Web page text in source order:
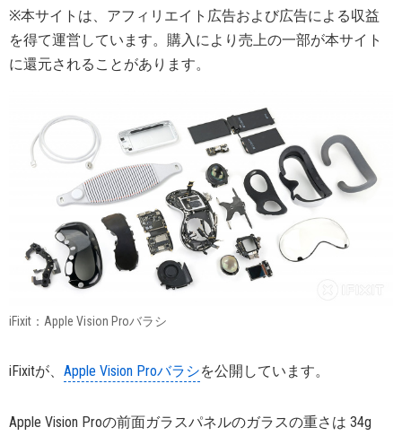
※本サイトは、アフィリエイト広告および広告による収益
を得て運営しています。購入により売上の一部が本サイト
に還元されることがあります。
iFixit：Apple Vision Proバラシ
iFixitが、 Apple Vision Proバラシを公開しています。
Apple Vision Proの前面ガラスパネルのガラスの重さは 34g